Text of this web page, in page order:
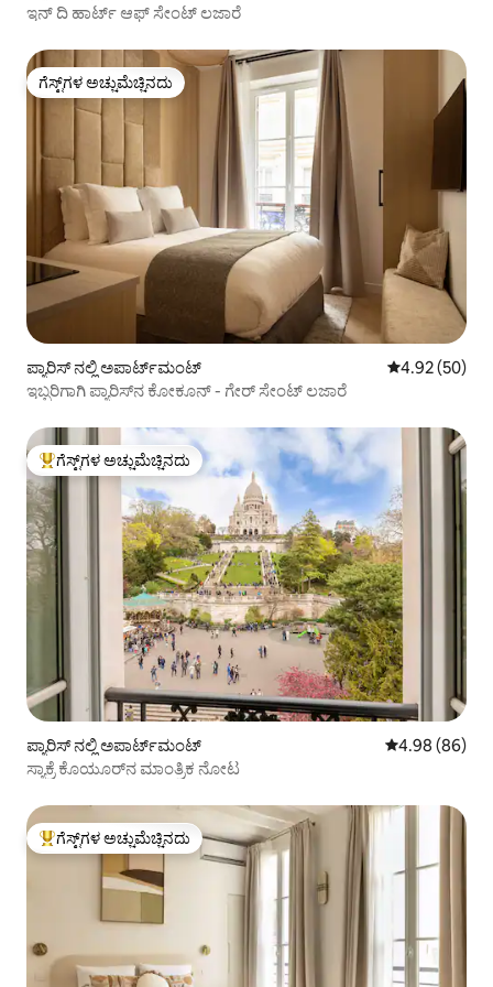
ಇನ್ ದಿ ಹಾರ್ಟ್ ಆಫ್ ಸೇಂಟ್ ಲಜಾರೆ
ಗೆಸ್ಟ್‌ಗಳ ಅಚ್ಚುಮೆಚ್ಚಿನದು
ಗೆಸ್ಟ್‌ಗಳ ಅಚ್ಚುಮೆಚ್ಚಿನದು
ಪ್ಯಾರಿಸ್ ನಲ್ಲಿ ಅಪಾರ್ಟ್‌ಮಂಟ್ 5 ರಲ್ಲಿ 4.92
4.92 (50)
ಇಬ್ಬರಿಗಾಗಿ ಪ್ಯಾರಿಸ್‌ನ ಕೋಕೂನ್ - ಗೇರ್ ಸೇಂಟ್ ಲಜಾರೆ
ಗೆಸ್ಟ್‌ಗಳಿಗೆ ಅತಿ ಹೆಚ್ಚು ಅಚ್ಚುಮೆಚ್ಚಿನದು
ಗೆಸ್ಟ್‌ಗಳ ಅಚ್ಚುಮೆಚ್ಚಿನದು
ಪ್ಯಾರಿಸ್ ನಲ್ಲಿ ಅಪಾರ್ಟ್‌ಮಂಟ್ 5 ರಲ್ಲಿ 4.98
4.98 (86)
ಸ್ಯಾಕ್ರೆ ಕೊಯೂರ್‌ನ ಮಾಂತ್ರಿಕ ನೋಟ
ಗೆಸ್ಟ್‌ಗಳಿಗೆ ಅತಿ ಹೆಚ್ಚು ಅಚ್ಚುಮೆಚ್ಚಿನದು
ಗೆಸ್ಟ್‌ಗಳ ಅಚ್ಚುಮೆಚ್ಚಿನದು